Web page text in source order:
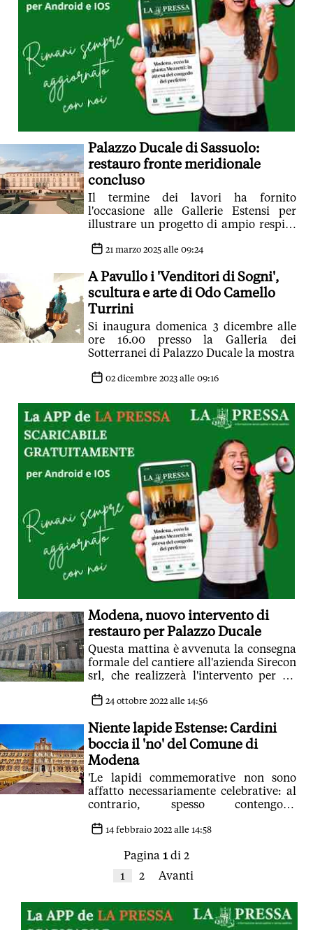
Palazzo Ducale di Sassuolo:
restauro fronte meridionale
concluso
Il termine dei lavori ha fornito
l'occasione alle Gallerie Estensi per
illustrare un progetto di ampio respiro
valorizzazione dell'intero palazzo
21 marzo 2025 alle 09:24
A Pavullo i 'Venditori di Sogni',
scultura e arte di Odo Camello
Turrini
Si inaugura domenica 3 dicembre alle
ore 16.00 presso la Galleria dei
Sotterranei di Palazzo Ducale la mostra
02 dicembre 2023 alle 09:16
Modena, nuovo intervento di
restauro per Palazzo Ducale
Questa mattina è avvenuta la consegna
formale del cantiere all'azienda Sirecon
srl, che realizzerà l'intervento per un
24 ottobre 2022 alle 14:56
Niente lapide Estense: Cardini
boccia il 'no' del Comune di
Modena
'Le lapidi commemorative non sono
affatto necessariamente celebrative: al
contrario, spesso contengono
14 febbraio 2022 alle 14:58
Pagina 1 di 2
1
2 Avanti